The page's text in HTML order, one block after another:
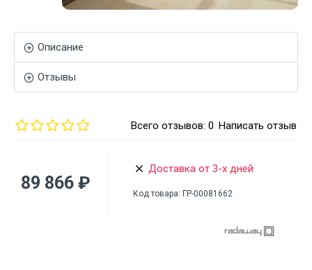
Описание
Отзывы
Всего отзывов: 0 Написать отзыв
89 866 ₽
Доставка от 3-х дней
Код товара: ГР-00081662